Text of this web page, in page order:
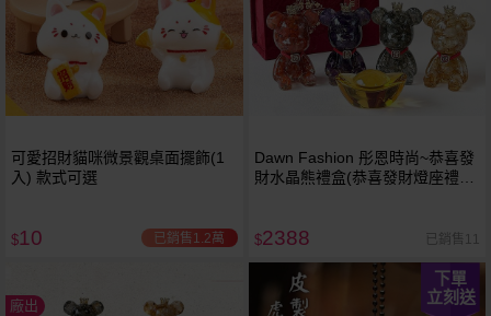
可愛招財貓咪微景觀桌面擺飾(1
入) 款式可選
$10 已銷售1.2萬
Dawn Fashion 彤恩時尚~恭喜發
財水晶熊禮盒(恭喜發財燈座禮盒
$2388 已銷售11
廠出
下單
立刻送